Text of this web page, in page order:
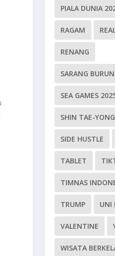
PIALA DUNIA
RAGAM
RENANG
SARANG
SEA GAMES
SHIN TAE-YONG
SIDE HUSTLE
TABLET
TIMNAS
TRUMP UNI
VALENTINE
WISATA